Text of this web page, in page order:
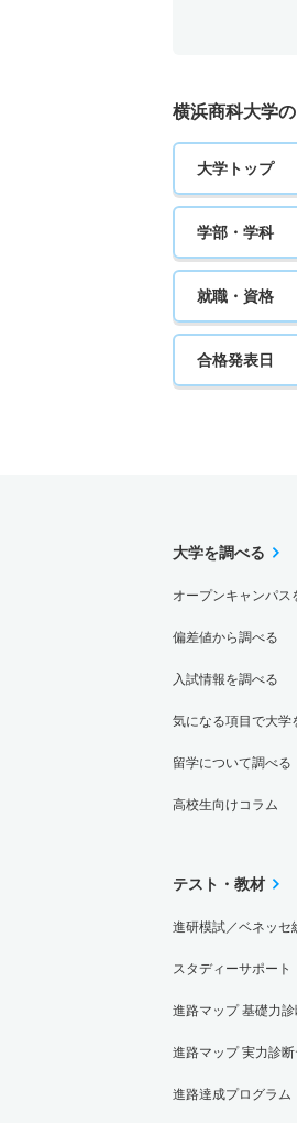
横浜商科大学
大学トップ
学部・学科
就職・資格
合格発表日
大学を調べる
オープンキャンパス
偏差値から調べる
入試情報を調べる
気になる項目で大学
留学について調べる
高校生向けコラム
テスト・教材
進研模試／ベネッセ
スタディーサポート
進路マップ 基礎力診
進路マップ 実力診断
進路達成プログラム